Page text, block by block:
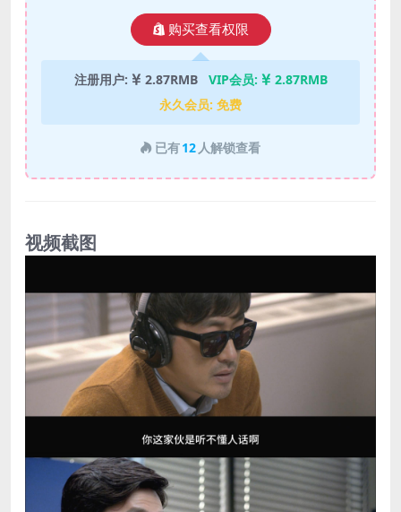
购买查看权限
注册用户: 2.87RMB VIP会员:
2.87RMB
永久会员: 免费
已有12 人解锁查看
视频截图